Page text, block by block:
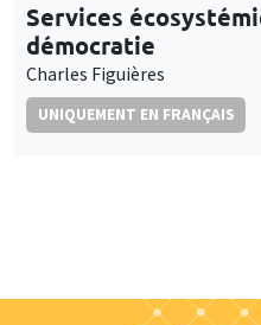
Services
démocratie
Charles Figuières
UNIQUEMENT EN FRANÇAIS